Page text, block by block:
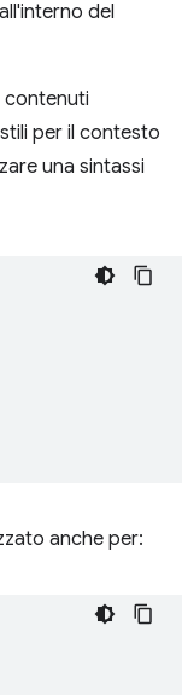
del
contenuti
per il contesto
una sintassi
anche per: